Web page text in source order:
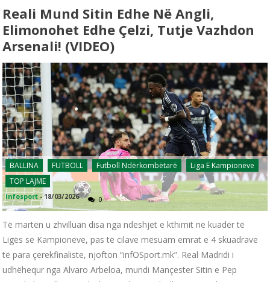
Reali Mund Sitin Edhe Në Angli,
Elimonohet Edhe Çelzi, Tutje Vazhdon
Arsenali! (VIDEO)
BALLINA FUTBOLL Futboll Ndërkombëtarë
Liga E Kampionëve
TOP LAJME
infosport - 18/03/2026 0
Të martën u zhvilluan disa nga ndeshjet e kthimit në kuadër të
Ligës së Kampionëve, pas të cilave mësuam emrat e 4 skuadrave
të para çerekfinaliste, njofton “infOSport.mk”. Real Madridi i
udhëhequr nga Alvaro Arbeloa, mundi Mançester Sitin e Pep